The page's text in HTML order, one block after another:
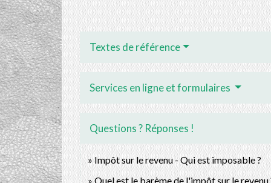
Textes de référence
Services en ligne et formulaires
Questions ? Réponses !
Impôt sur le revenu - Qui est imposable ?
Quel est le barème de l'impôt sur le revenu